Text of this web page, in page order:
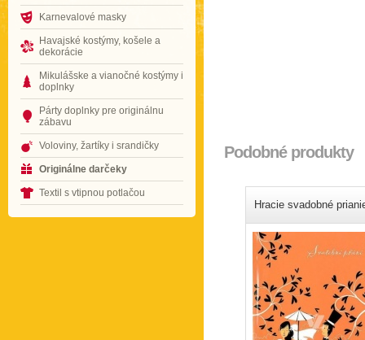
Karnevalové masky
Havajské kostýmy, košele a
dekorácie
Mikulášske a vianočné kostýmy i
doplnky
Párty doplnky pre originálnu
zábavu
Voloviny, žartíky i srandičky
Originálne darčeky
Textil s vtipnou potlačou
Podobné produkty
Hracie svadobné